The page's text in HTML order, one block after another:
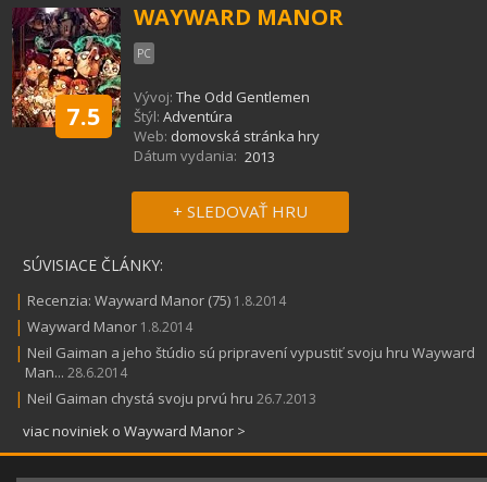
7.5
WAYWARD MANOR
PC
Vývoj: The Odd Gentlemen
Štýl: Adventúra
Web: domovská stránka hry
Dátum vydania: 2013
+ SLEDOVAŤ HRU
SÚVISIACE ČLÁNKY:
| Recenzia: Wayward Manor (75) 1.8.2014
| Wayward Manor 1.8.2014
| Neil Gaiman a jeho štúdio sú pripravení vypustiť svoju hru Wayward
Man... 28.6.2014
| Neil Gaiman chystá svoju prvú hru 26.7.2013
viac noviniek o Wayward Manor >